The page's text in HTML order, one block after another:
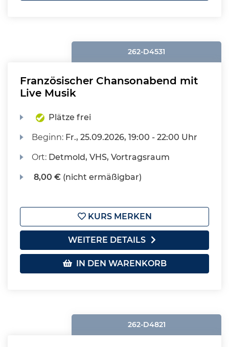
262-D4531
Französischer Chansonabend mit
Live Musik
Plätze frei
Beginn: Fr., 25.09.2026, 19:00 - 22:00 Uhr
Ort: Detmold, VHS, Vortragsraum
8,00 € (nicht ermäßigbar)
KURS MERKEN
WEITERE DETAILS
IN DEN WARENKORB
262-D4821